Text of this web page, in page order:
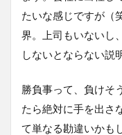
たいな感じですが（
界。上司もいないし
しないとならない説
勝負事って、負けそ
たら絶対に手を出さ
て単なる勘違いかも